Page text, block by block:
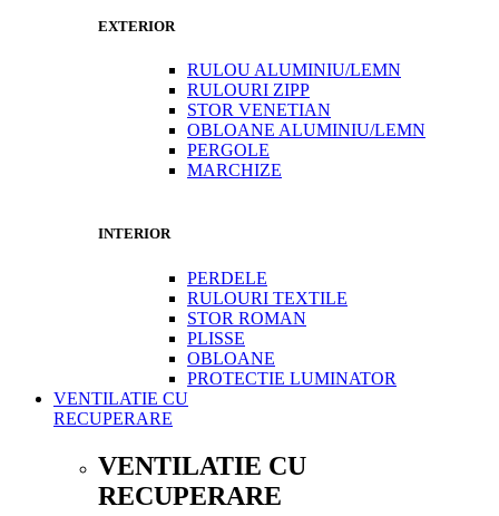
EXTERIOR
RULOU ALUMINIU/LEMN
RULOURI ZIPP
STOR VENETIAN
OBLOANE ALUMINIU/LEMN
PERGOLE
MARCHIZE
INTERIOR
PERDELE
RULOURI TEXTILE
STOR ROMAN
PLISSE
OBLOANE
PROTECTIE LUMINATOR
VENTILATIE CU
RECUPERARE
VENTILATIE CU
RECUPERARE